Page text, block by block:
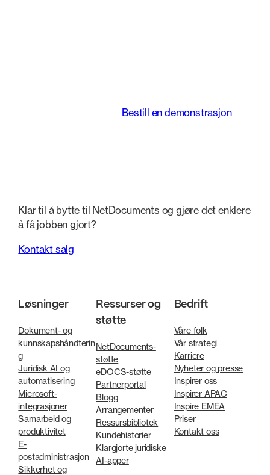
Bestill en demonstrasjon
Klar til å bytte til NetDocuments og gjøre det enklere
å få jobben gjort?
Kontakt salg
Løsninger
Dokument- og
kunnskapshåndterin
g
Juridisk AI og
automatisering
Microsoft-
integrasjoner
Samarbeid og
produktivitet
E-
postadministrasjon
Sikkerhet og
Ressurser og
støtte
NetDocuments-
støtte
eDOCS-støtte
Partnerportal
Blogg
Arrangementer
Ressursbibliotek
Kundehistorier
Klargjorte juridiske
AI-apper
Bedrift
Våre folk
Vår strategi
Karriere
Nyheter og presse
Inspirer oss
Inspirer APAC
Inspire EMEA
Priser
Kontakt oss